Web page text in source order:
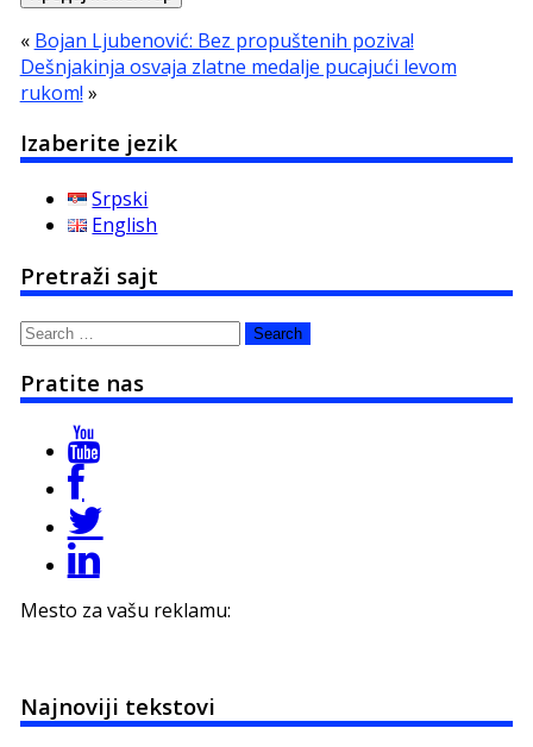
« Bojan Ljubenović: Bez propuštenih poziva!
Dešnjakinja osvaja zlatne medalje pucajući levom
rukom! »
Izaberite jezik
Srpski
English
Pretraži sajt
Search
Pratite nas
Mesto za vašu reklamu:
Najnoviji tekstovi